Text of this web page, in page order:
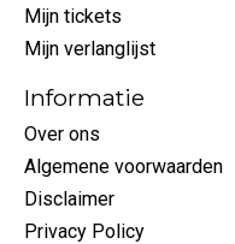
Mijn tickets
Mijn verlanglijst
Informatie
Over ons
Algemene voorwaarden
Disclaimer
Privacy Policy